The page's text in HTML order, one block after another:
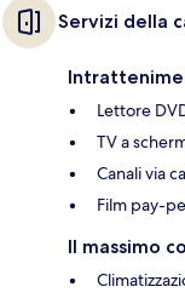
Servizi della
Lettore
TV a
Canali via
Film pay-
Il massimo